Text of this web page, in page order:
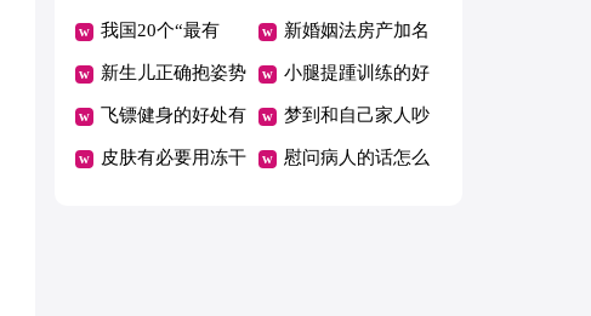
动是什么 消除皱纹吗
我国20个“最有
钱”城市公布
新婚姻法房产加名
无效是吗
新生儿正确抱姿势
图解
小腿提踵训练的好
处
飞镖健身的好处有
哪些
梦到和自己家人吵
架哭了
皮肤有必要用冻干 慰问病人的话怎么